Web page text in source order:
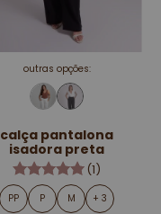
outras opções:
calça pantalona
isadora preta
(1)
PP P M + 3